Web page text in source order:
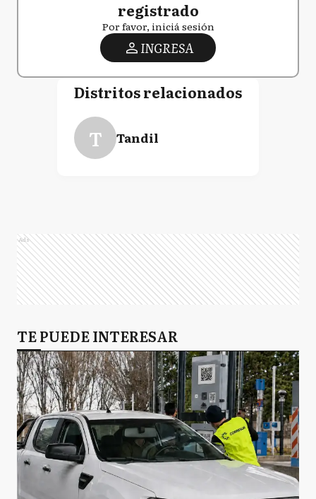
registrado
Por favor, iniciá sesión
INGRESA
Distritos relacionados
T Tandil
Ads
TE PUEDE INTERESAR